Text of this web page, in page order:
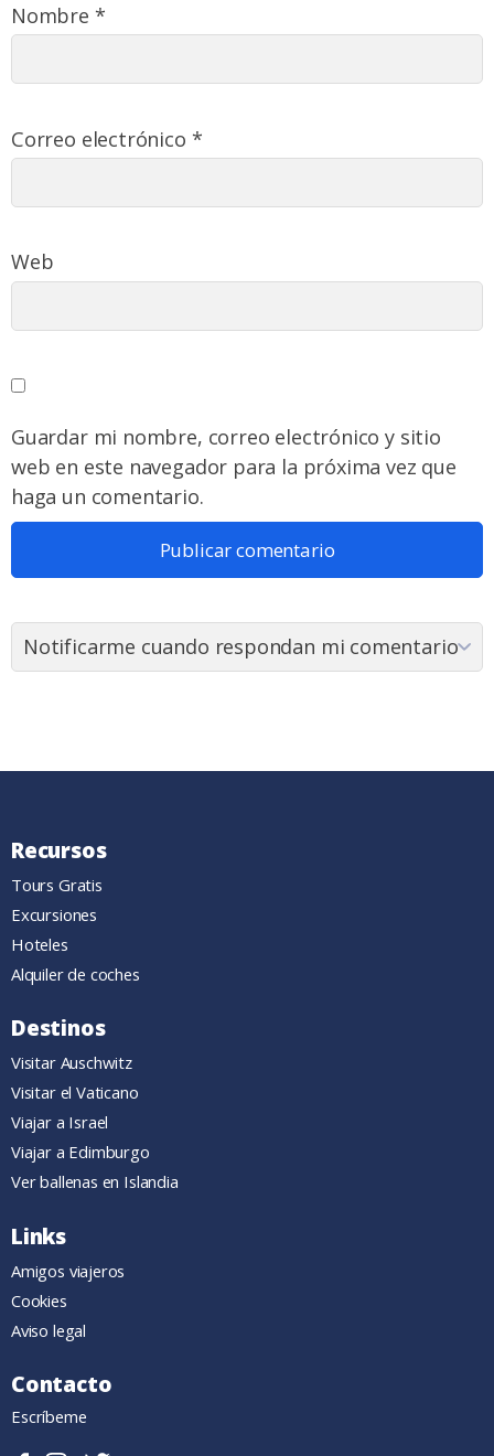
Nombre *
Correo electrónico *
Web
Guardar mi nombre, correo electrónico y sitio
web en este navegador para la próxima vez que
haga un comentario.
Recursos
Tours Gratis
Excursiones
Hoteles
Alquiler de coches
Destinos
Visitar Auschwitz
Visitar el Vaticano
Viajar a Israel
Viajar a Edimburgo
Ver ballenas en Islandia
Links
Amigos viajeros
Cookies
Aviso legal
Contacto
Escríbeme